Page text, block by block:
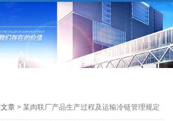
章 > 某肉联厂产品生产过程及运输冷链管理规定